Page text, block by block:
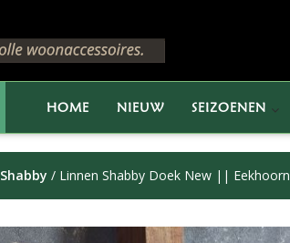
HOME NIEUW SEIZOENEN
Shabby / Linnen Shabby Doek New || Eekhoorn